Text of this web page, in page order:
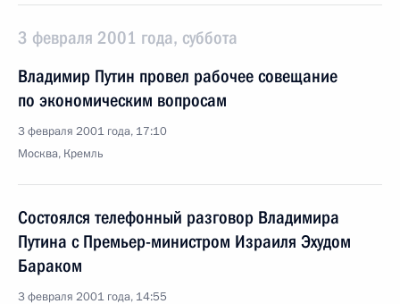
3 февраля 2001 года, суббота
Владимир Путин провел рабочее совещание
по экономическим вопросам
3 февраля 2001 года, 17:10
Москва, Кремль
Состоялся телефонный разговор Владимира
Путина с Премьер-министром Израиля Эхудом
Бараком
3 февраля 2001 года, 14:55